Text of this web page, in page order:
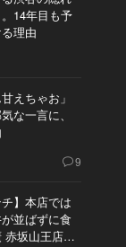
14年目も予
理由
えちゃお」
な一言に、
9
チ】本店では
並ばずに食
赤坂山王店』